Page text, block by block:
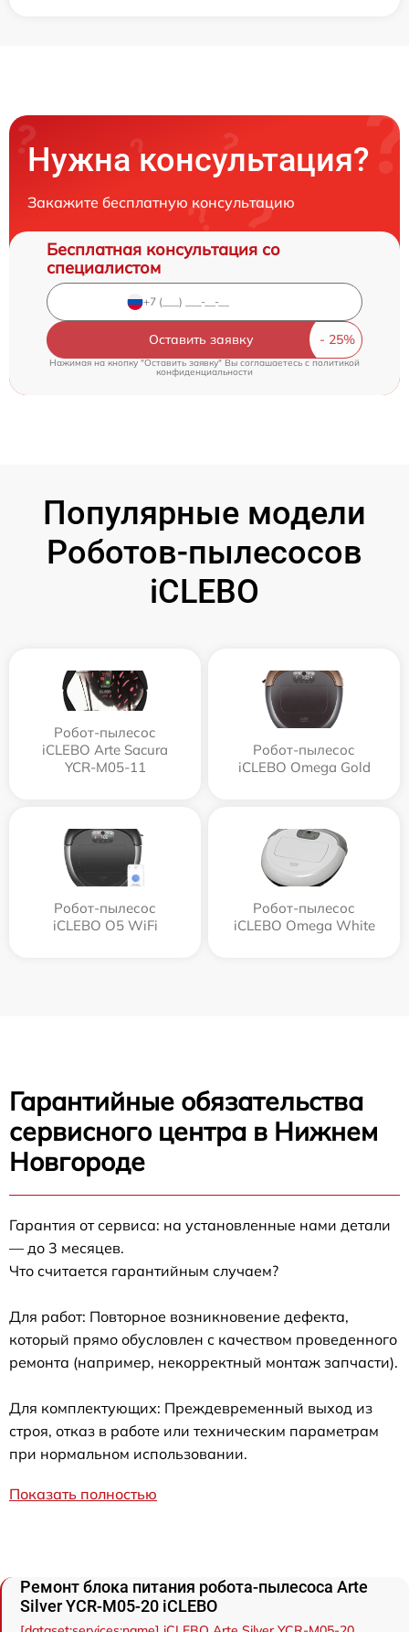
Нужна консультация?
Закажите бесплатную консультацию
Бесплатная консультация со
специалистом
Оставить заявку
Нажимая на кнопку "Оставить заявку" Вы соглашаетесь cполитикой
конфиденциальности
Популярные модели
Роботов-пылесосов
iCLEBO
Робот-пылесос
iCLEBO Arte Sacura
YCR-M05-11
Робот-пылесос
iCLEBO Omega Gold
Робот-пылесос
iCLEBO O5 WiFi
Робот-пылесос
iCLEBO Omega White
Гарантийные обязательства
сервисного центра в Нижнем
Новгороде
Гарантия от сервиса: на установленные нами детали
— до 3 месяцев.
Что считается гарантийным случаем?
Для работ: Повторное возникновение дефекта,
который прямо обусловлен с качеством проведенного
ремонта (например, некорректный монтаж запчасти).
Для комплектующих: Преждевременный выход из
строя, отказ в работе или техническим параметрам
при нормальном использовании.
Показать полностью
Ремонт блока питания робота-пылесоса Arte
Silver YCR-M05-20 iCLEBO